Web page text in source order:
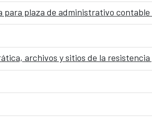
plaza de administrativo contable
archivos y sitios de la resistencia